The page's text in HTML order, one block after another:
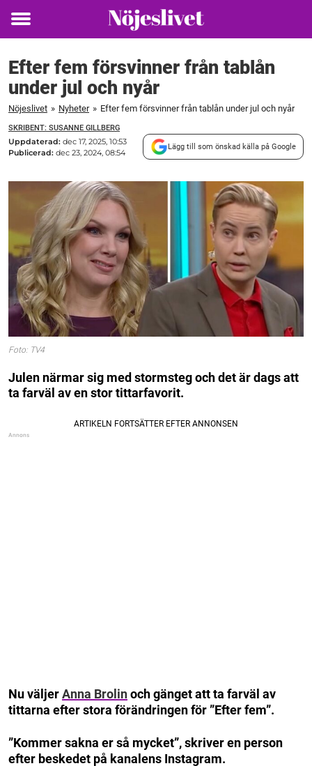
Toggle
Efter fem försvinner från tablån
under jul och nyår
Nöjeslivet » Nyheter » Efter fem försvinner från tablån under jul och nyår
SKRIBENT: SUSANNE GILLBERG
Uppdaterad: dec 17, 2025, 10:53
Publicerad: dec 23, 2024, 08:54
Lägg till som önskad källa på Google
Foto: TV4
Julen närmar sig med stormsteg och det är dags att
ta farväl av en stor tittarfavorit.
Nu väljerAnna Brolinoch gänget att ta farväl av
tittarna efter stora förändringen för ”Efter fem”.
”Kommer sakna er så mycket”, skriver en person
efter beskedet på kanalens Instagram.